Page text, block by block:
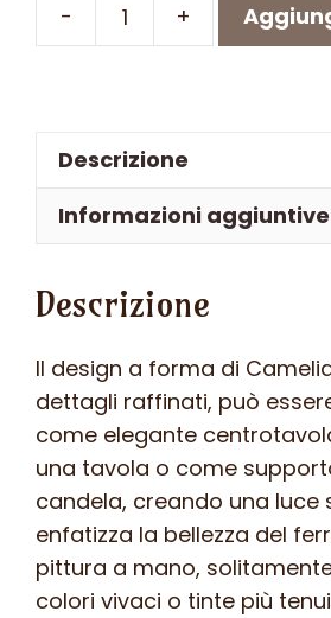
-
Camelia
in
ferro
C04
FER
PED
-
Colore
n
1
quantità
+
Descrizione
Informazioni aggiuntive
Descrizione
Il design a forma di
dettagli raffinati, può
come elegante
una tavola o come
candela, creando una luce
enfatizza la bellezza del
pittura a mano,
colori vivaci o tinte più